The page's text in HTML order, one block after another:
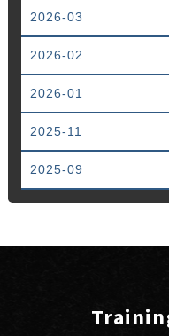
2026-03
2026-02
2026-01
2025-11
2025-09